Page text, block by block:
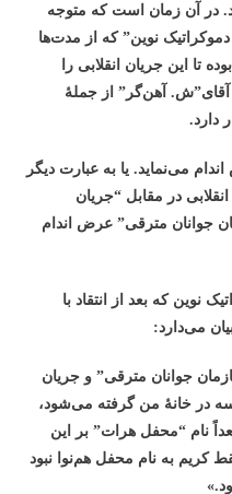
در آن زمان است که متوجه
نوین” که از مدت‌ها
تا این جریان انقلابی را
آهن‌گر” از جملۀ
دارد.
می‌نماید. یا به عبارت دیگر
در مقابل “جریان
جوانان مترقی” عرض اندام
نوین که بعد از انتقاد با
می‌دارد:
جوانان مترقی” و جریان
در خانۀ من گرفته می‌شود،
نام “محفل هرات” بر این
کریم به نام محفل هم‌نوا نبود